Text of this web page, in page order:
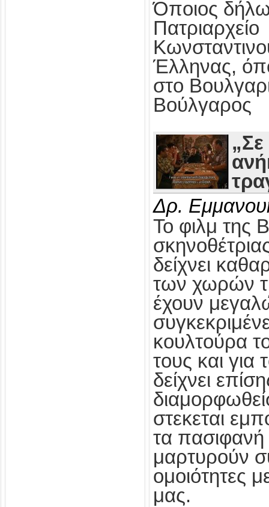
Όποιος
Πατριαρχείο
Έλληνας,
στο
Βούλγαρος
Δρ.
Το φιλμ της
δείχνει
των χωρών
έχουν
κουλτούρα
τους και
δείχνει
στεκεται
τα πασιφανή
μαρτυρούν
ομοιότητες
μας.